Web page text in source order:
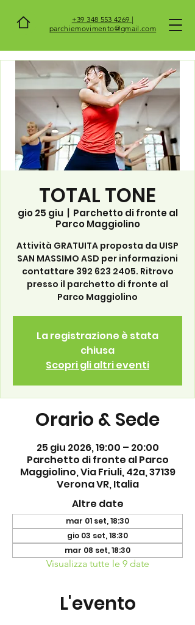
+39 348 553 4269 |
parchiemovimento@gmail.com
TOTAL TONE
gio 25 giu
  |
Parchetto di fronte al
Parco Maggiolino
Attività GRATUITA proposta da UISP
SAN MASSIMO ASD per informazioni
contattare 392 623 2405. Ritrovo
presso il parchetto di fronte al
Parco Maggiolino
La registrazione è stata
chiusa
Scopri gli altri eventi
Orario & Sede
25 giu 2026, 19:00 – 20:00
Parchetto di fronte al Parco
Maggiolino, Via Friuli, 42a, 37139
Verona VR, Italia
Altre date
mar 01 set, 18:30
gio 03 set, 18:30
mar 08 set, 18:30
Visualizza tutte le 9 date
L'evento